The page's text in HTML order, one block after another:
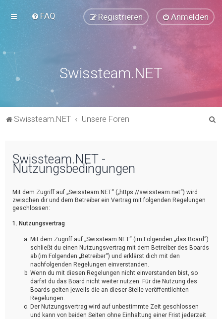
FAQ Anmelden
Registrieren
Swissteam.NET
Swissteam.NET Unsere Foren
Swissteam.NET -
Nutzungsbedingungen
Mit dem Zugriff auf „Swissteam.NET“ („https://swissteam.net“) wird
zwischen dir und dem Betreiber ein Vertrag mit folgenden Regelungen
geschlossen:
1. Nutzungsvertrag
Mit dem Zugriff auf „Swissteam.NET“ (im Folgenden „das Board“)
schließt du einen Nutzungsvertrag mit dem Betreiber des Boards
ab (im Folgenden „Betreiber“) und erklärst dich mit den
nachfolgenden Regelungen einverstanden.
Wenn du mit diesen Regelungen nicht einverstanden bist, so
darfst du das Board nicht weiter nutzen. Für die Nutzung des
Boards gelten jeweils die an dieser Stelle veröffentlichten
Regelungen.
Der Nutzungsvertrag wird auf unbestimmte Zeit geschlossen
und kann von beiden Seiten ohne Einhaltung einer Frist jederzeit